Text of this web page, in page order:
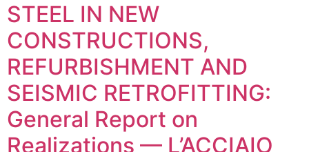
STEEL IN NEW
CONSTRUCTIONS,
REFURBISHMENT AND
SEISMIC RETROFITTING:
General Report on
Realizations — L’ACCIAIO